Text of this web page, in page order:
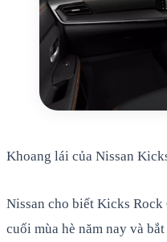
Khoang lái của Nissan
Nissan cho biết Kicks Rock
cuối mùa hè năm nay và